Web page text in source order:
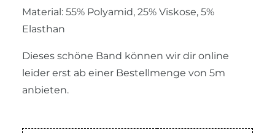
Material: 55% Polyamid, 25% Viskose, 5%
Elasthan
Dieses schöne Band können wir dir online
leider erst ab einer Bestellmenge von 5m
anbieten.